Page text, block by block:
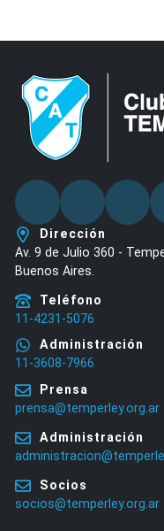
Dirección
Av. 9 de Julio 360 -
Buenos Aires.
Teléfono
11-4231-5076
Administración
11-3608-7966
Prensa
prensa@temperley.org.ar
Administración
Socios
socios@temperley.org.ar